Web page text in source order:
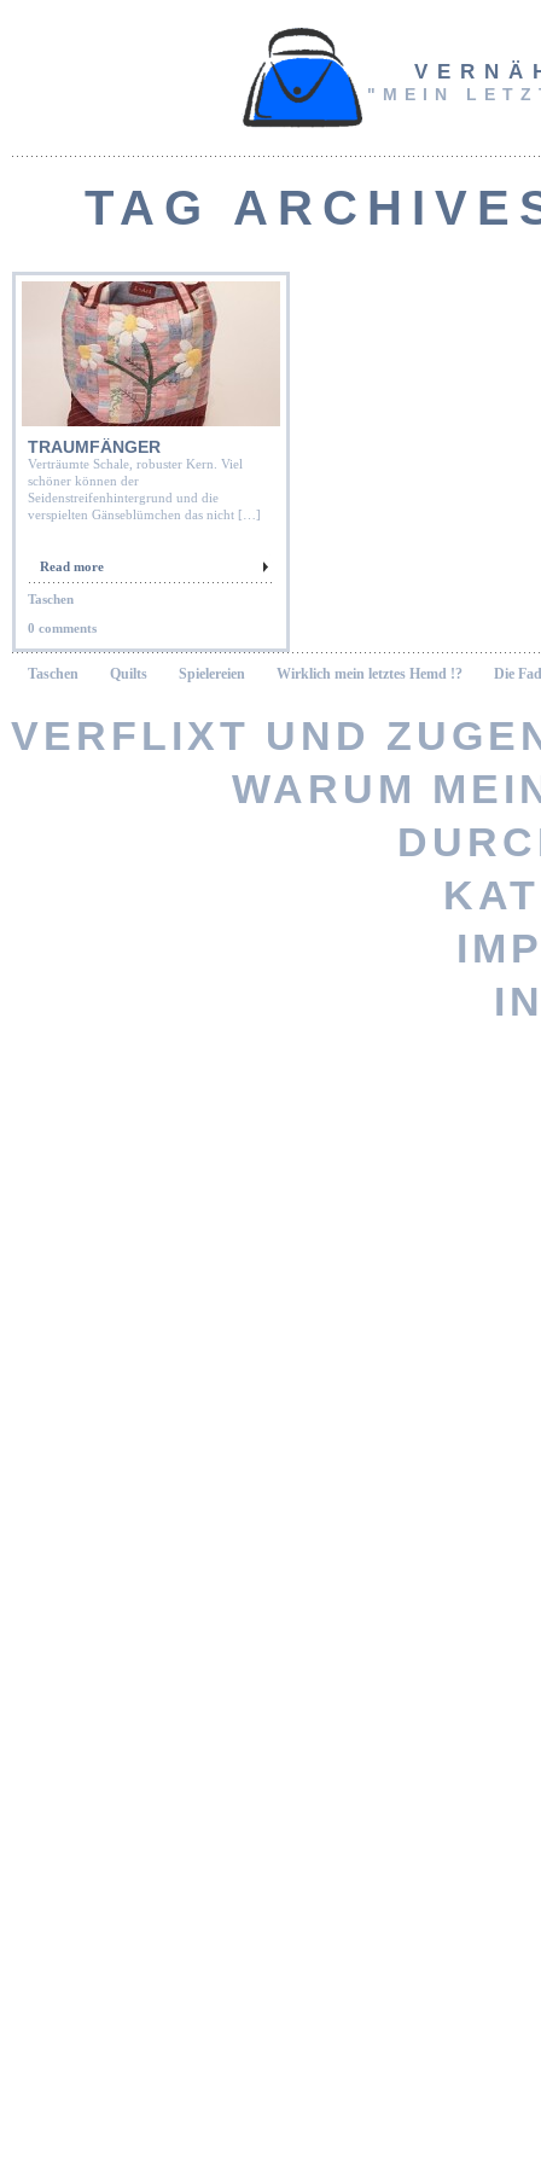
"MEIN
TAG
TRAUMFÄNGER
Verträumte Schale, robuster Kern. Viel
schöner können der
Seidenstreifenhintergrund und die
verspielten Gänseblümchen das nicht […]
Read more
Taschen
0 comments
Taschen Quilts Spielereien Wirklich mein letztes Hemd !? Die
VERFLIXT UND
Vernähte
WARUM
persönlicheres Geschenk?
Stöbere nach